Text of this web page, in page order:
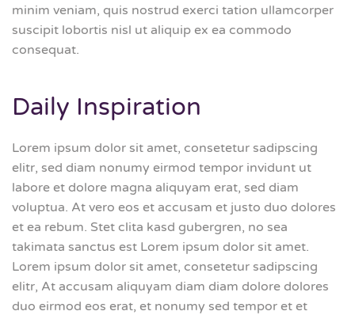
minim veniam, quis nostrud exerci tation ullamcorper
suscipit lobortis nisl ut aliquip ex ea commodo
consequat.
Daily Inspiration
Lorem ipsum dolor sit amet, consetetur sadipscing
elitr, sed diam nonumy eirmod tempor invidunt ut
labore et dolore magna aliquyam erat, sed diam
voluptua. At vero eos et accusam et justo duo dolores
et ea rebum. Stet clita kasd gubergren, no sea
takimata sanctus est Lorem ipsum dolor sit amet.
Lorem ipsum dolor sit amet, consetetur sadipscing
elitr, At accusam aliquyam diam diam dolore dolores
duo eirmod eos erat, et nonumy sed tempor et et